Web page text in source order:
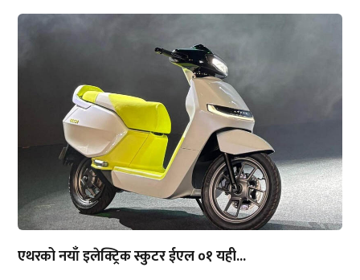
एथरको नयाँ इलेक्ट्रिक स्कुटर ईएल ०१ यही...